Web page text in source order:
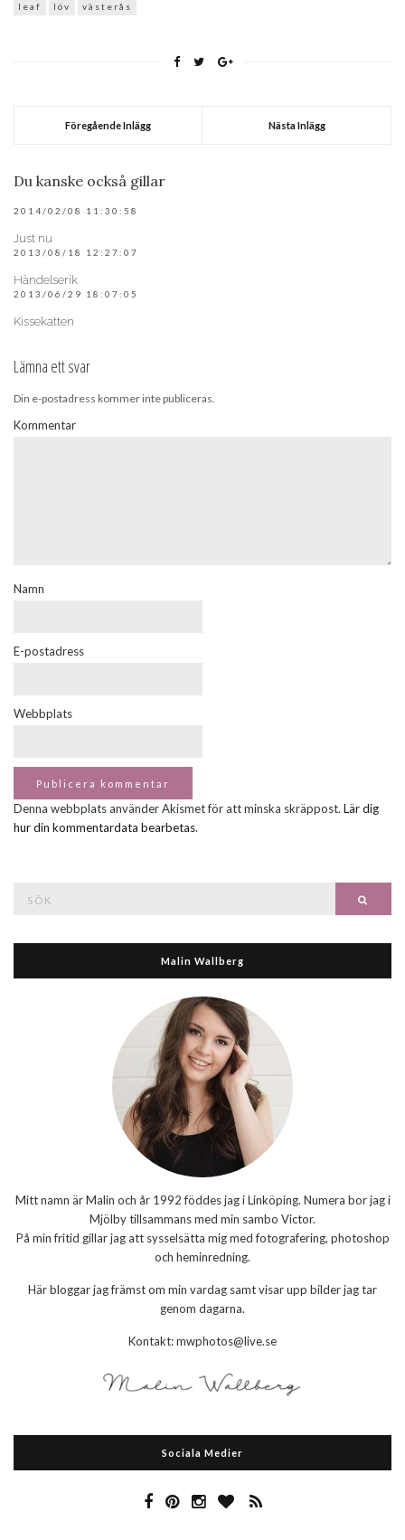
leaf
löv västerås
Föregående Inlägg Nästa Inlägg
Du kanske också gillar
2014/02/08 11:30:58
Just nu
2013/08/18 12:27:07
Händelserik
2013/06/29 18:07:05
Kissekatten
Lämna ett svar
Din e-postadress kommer inte publiceras.
Kommentar
Namn
E-postadress
Webbplats
Denna webbplats använder Akismet för att minska skräppost. Lär dig
hur din kommentardata bearbetas.
Malin Wallberg
Mitt namn är Malin och år 1992 föddes jag i Linköping. Numera bor jag i
Mjölby tillsammans med min sambo Victor.
På min fritid gillar jag att sysselsätta mig med fotografering, photoshop
och heminredning.
Här bloggar jag främst om min vardag samt visar upp bilder jag tar
genom dagarna.
Kontakt: mwphotos@live.se
Sociala Medier